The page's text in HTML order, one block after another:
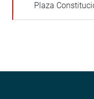
Plaza